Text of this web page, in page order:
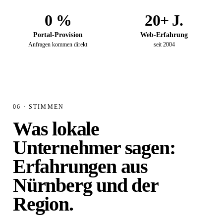
0 %
Portal-Provision
Anfragen kommen direkt
20+ J.
Web-Erfahrung
seit 2004
06 · STIMMEN
Was lokale
Unternehmer sagen:
Erfahrungen aus
Nürnberg und der
Region.